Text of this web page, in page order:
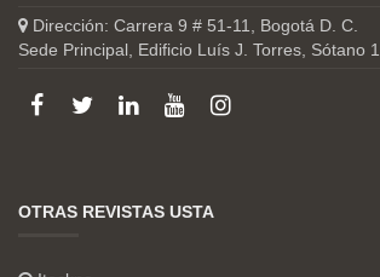
Dirección: Carrera 9 # 51-11, Bogotá D. C.
Sede Principal, Edificio Luís J. Torres, Sótano 1
OTRAS REVISTAS USTA